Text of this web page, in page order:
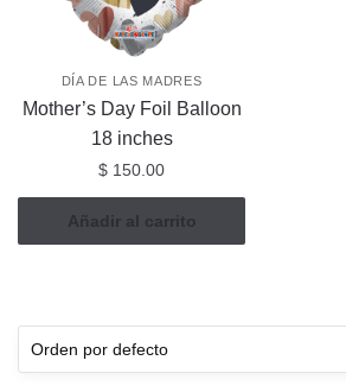
DÍA DE LAS MADRES
Mother’s Day Foil Balloon
18 inches
$ 150.00
Añadir al carrito